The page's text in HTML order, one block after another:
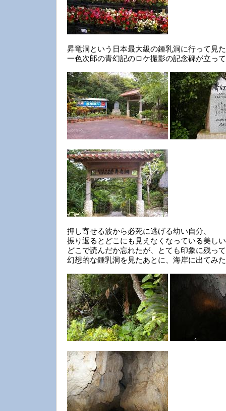
昇竜洞という日本最大級の鍾乳洞に行って見
一色次郎の青幻記のロケ撮影の記念碑が立っ
押し寄せる波から必死に逃げる幼い自分、
振り返るとどこにも見えなくなっている美し
どこで読んだか忘れたが、とても印象に残っ
幻想的な鍾乳洞を見たあとに、海岸に出てみ